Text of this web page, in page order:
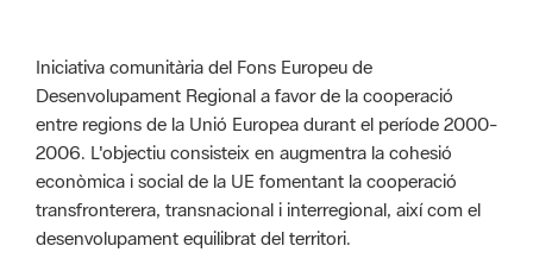
Iniciativa comunitària del Fons Europeu de
Desenvolupament Regional a favor de la cooperació
entre regions de la Unió Europea durant el període 2000-
2006. L'objectiu consisteix en augmentra la cohesió
econòmica i social de la UE fomentant la cooperació
transfronterera, transnacional i interregional, així com el
desenvolupament equilibrat del territori.